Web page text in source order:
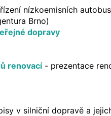
nízkoemisních
Brno)
dopravy
renovací- prezentace
v silniční dopravě a